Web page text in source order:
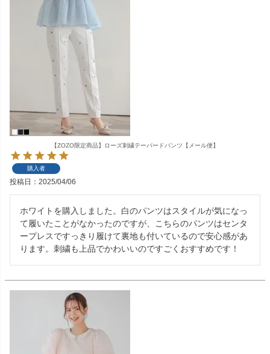
【ZOZO限定商品】ローズ刺繍テーパードパンツ【メール便】
購入者
投稿日 2025/04/06
ホワイトを購入しました。白のパンツはスタイルが気になっ
て履いたことがなかったのですが、こちらのパンツはセンタ
ープレスですっきり履けて裏地も付いているので安心感があ
ります。刺繍も上品でかわいいのですごくおすすめです！